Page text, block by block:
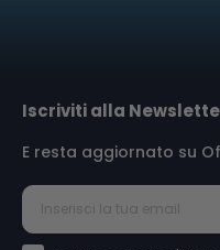
Iscriviti alla
E resta aggiornato su